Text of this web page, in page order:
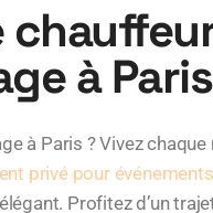
à Paris
à Paris ? Vivez
privé pour
Profitez d’un